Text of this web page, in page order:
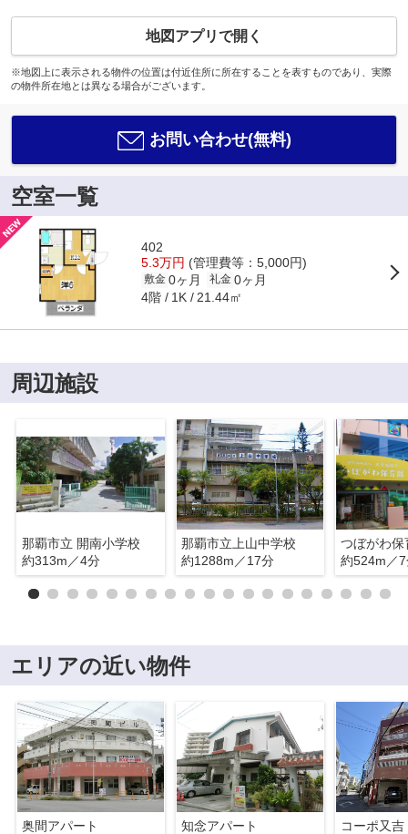
地図アプリで開く
※地図上に表示される物件の位置は付近住所に所在することを表すものであり、実際
の物件所在地とは異なる場合がございます。
お問い合わせ(無料)
空室一覧
402
5.3万円 (管理費等：5,000円)
敷金 0ヶ月 礼金 0ヶ月
4階 1K 21.44㎡
周辺施設
那覇市立 開南小学校
約313m／4分
那覇市立上山中学校
約1288m／17分
つぼがわ保
約524m／
エリアの近い物件
奥間アパート
知念アパート
コーポ又吉